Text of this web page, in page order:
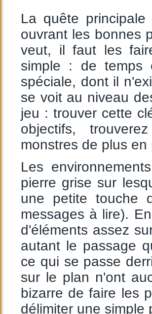
La quête
ouvrant les bonnes
veut, il faut les
simple : de temps
spéciale, dont il
se voit au niveau
jeu : trouver cette
objectifs,
monstres de plus en
Les
pierre grise sur
une petite touche
messages à lire).
d'éléments assez
autant le passage
ce qui se passe
sur le plan n'ont
bizarre de faire les
délimiter une simple